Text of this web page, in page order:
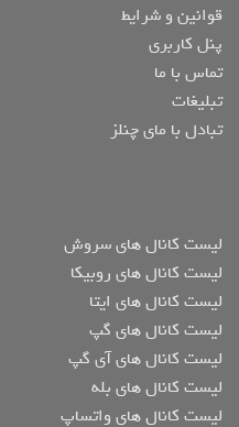
قوانین و شرایط
پنل کاربری
تماس با ما
تبلیغات
تبادل با مای چنلز
لیست کانال های سروش
لیست کانال های روبیکا
لیست کانال های ایتا
لیست کانال های گپ
لیست کانال های آی گپ
لیست کانال های بله
لیست کانال های واتساپ